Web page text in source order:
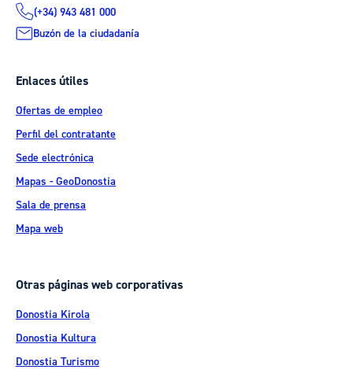
(+34) 943 481 000
Buzón de la ciudadanía
Enlaces útiles
Ofertas de empleo
Perfil del contratante
Sede electrónica
Mapas - GeoDonostia
Sala de prensa
Mapa web
Otras páginas web corporativas
Donostia Kirola
Donostia Kultura
Donostia Turismo